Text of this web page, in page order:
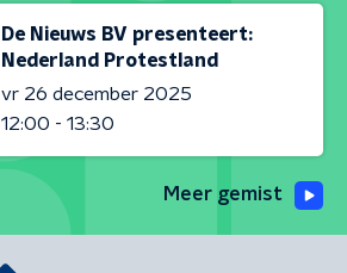
De Nieuws BV presenteert:
Nederland Protestland
vr 26 december 2025
12:00 - 13:30
Meer gemist